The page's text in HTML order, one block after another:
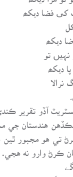
کی فضا دیکھ
دیکھ
تو
دیکھ
نرالا
آڏو تقرير
هندستان جي
تي هو مجبور
ڪرڻ وارو نه هجي.